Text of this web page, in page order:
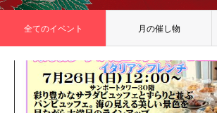
全てのイベント 月の催し物